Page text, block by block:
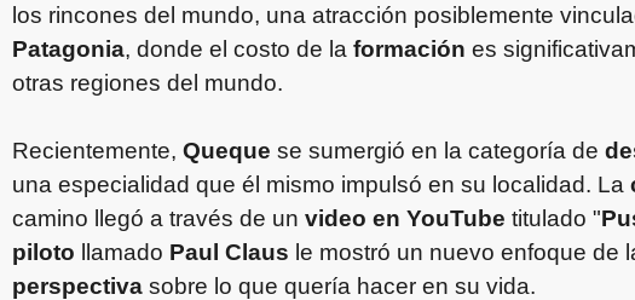
los rincones del mundo, una atracción posiblemente
Patagonia, donde el costo de la formación es
otras regiones del mundo.
Recientemente, Queque se sumergió en la categoría de
una especialidad que él mismo impulsó en su localidad. La
camino llegó a través de un video en YouTube titulado "
piloto llamado Paul Claus le mostró un nuevo enfoque de
perspectiva sobre lo que quería hacer en su vida.